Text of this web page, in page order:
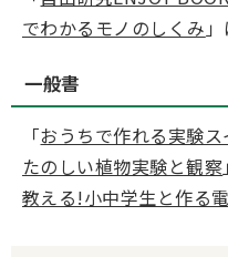
でわかるモノのしくみ
一般書
「おうちで作れる実験
たのしい植物実験と観察
教える!小中学生と作る